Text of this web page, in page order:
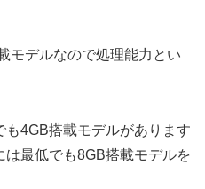
モデルなので処理能力とい
4GB搭載モデルがあります
最低でも8GB搭載モデルを